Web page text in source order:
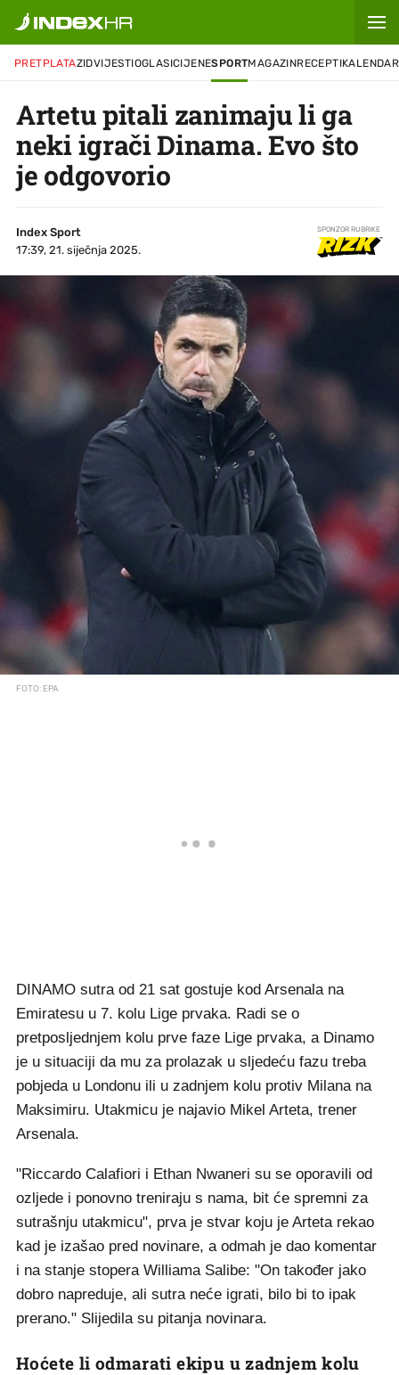
PRETPLATAZIDVIJESTIOGLASICIJENESPORTMAGAZINRECEPTIKALENDAR
Artetu pitali zanimaju li ga
neki igrači Dinama. Evo što
je odgovorio
Index Sport
17:39, 21. siječnja 2025.
SPONZOR RUBRIKE
FOTO: EPA
DINAMO sutra od 21 sat gostuje kod Arsenala na
Emiratesu u 7. kolu Lige prvaka. Radi se o
pretposljednjem kolu prve faze Lige prvaka, a Dinamo
je u situaciji da mu za prolazak u sljedeću fazu treba
pobjeda u Londonu ili u zadnjem kolu protiv Milana na
Maksimiru. Utakmicu je najavio Mikel Arteta, trener
Arsenala.
"Riccardo Calafiori i Ethan Nwaneri su se oporavili od
ozljede i ponovno treniraju s nama, bit će spremni za
sutrašnju utakmicu", prva je stvar koju je Arteta rekao
kad je izašao pred novinare, a odmah je dao komentar
i na stanje stopera Williama Salibe: "On također jako
dobro napreduje, ali sutra neće igrati, bilo bi to ipak
prerano." Slijedila su pitanja novinara.
Hoćete li odmarati ekipu u zadnjem kolu